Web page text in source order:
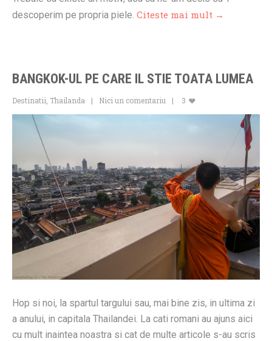
descoperim pe propria piele. Citeste mai mult →
BANGKOK-UL PE CARE IL STIE TOATA LUMEA
Destinatii Thailanda Nici un comentariu 3
Hop si noi, la spartul targului sau, mai bine zis, in ultima zi
a anului, in capitala Thailandei. La cati romani au ajuns aici
cu mult inaintea noastra si cat de multe articole s-au scris